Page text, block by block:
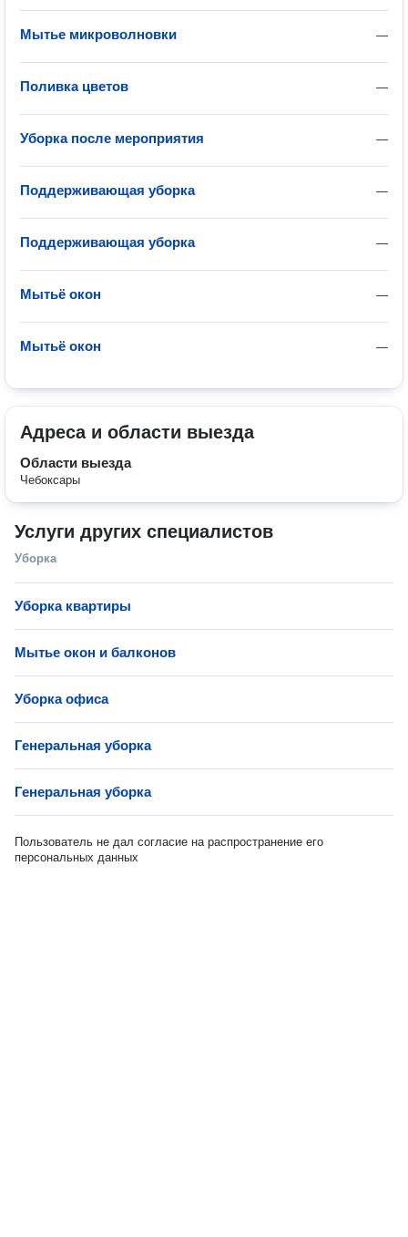
—
Мытье микроволновки
—
Поливка цветов
—
Уборка после мероприятия
—
Поддерживающая уборка
—
Поддерживающая уборка
—
Мытьё окон
—
Мытьё окон
Адреса и области выезда
Области выезда
Чебоксары
Услуги других специалистов
Уборка
Уборка квартиры
Мытье окон и балконов
Уборка офиса
Генеральная уборка
Генеральная уборка
Пользователь не дал согласие на распространение его
персональных данных